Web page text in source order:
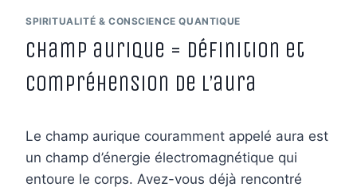
SPIRITUALITÉ & CONSCIENCE QUANTIQUE
Champ aurique = définition et
compréhension de l’aura
Le champ aurique couramment appelé aura est
un champ d’énergie électromagnétique qui
entoure le corps. Avez-vous déjà rencontré